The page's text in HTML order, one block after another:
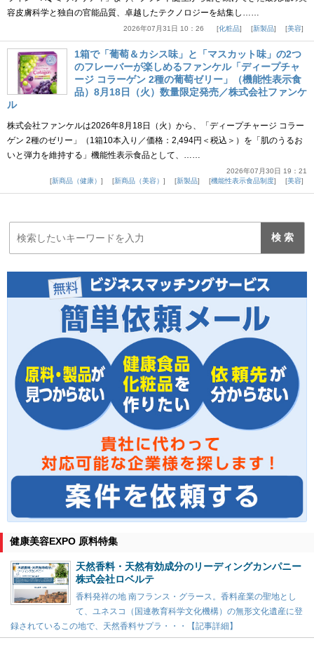
容皮膚科学と独自の官能品質、卓越したテクノロジーを結集し……
2026年07月31日 10：26 化粧品 新製品 美容
1箱で「葡萄＆カシス味」と「マスカット味」の2つ
のフレーバーが楽しめるファンケル「ディープチャ
ージ コラーゲン 2種の葡萄ゼリー」（機能性表示食
品）8月18日（火）数量限定発売／株式会社ファンケ
ル
株式会社ファンケルは2026年8月18日（火）から、「ディープチャージ コラー
ゲン 2種のゼリー」（1箱10本入り／価格：2,494円＜税込＞）を「肌のうるお
いと弾力を維持する」機能性表示食品として、……
2026年07月30日 19：21
新商品（健康）
新商品（美容） 新製品 機能性表示食品制度 美容
健康美容EXPO 原料特集
天然香料・天然有効成分のリーディングカンパニー
株式会社ロベルテ
香料発祥の地 南フランス・グラース。香料産業の聖地とし
て、ユネスコ（国連教育科学文化機構）の無形文化遺産に登
録されているこの地で、天然香料サプラ・・・【記事詳細】